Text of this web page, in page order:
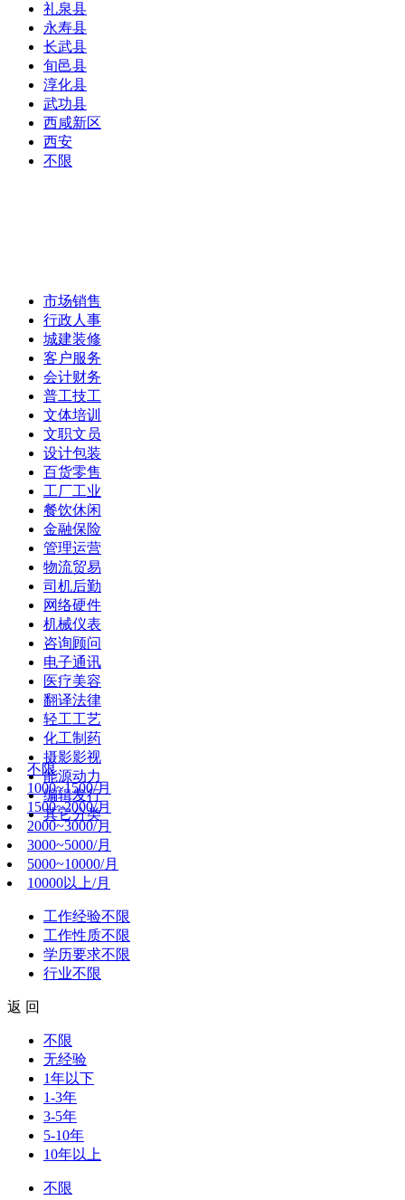
礼泉县
永寿县
长武县
旬邑县
淳化县
武功县
西咸新区
西安
不限
市场销售
行政人事
城建装修
客户服务
会计财务
普工技工
文体培训
文职文员
设计包装
百货零售
工厂工业
餐饮休闲
金融保险
管理运营
物流贸易
司机后勤
网络硬件
机械仪表
咨询顾问
电子通讯
医疗美容
翻译法律
轻工工艺
化工制药
摄影影视
能源动力
编辑发行
其它分类
不限
1000~1500/月
1500~2000/月
2000~3000/月
3000~5000/月
5000~10000/月
10000以上/月
工作经验不限
工作性质不限
学历要求不限
行业不限
返 回
不限
无经验
1年以下
1-3年
3-5年
5-10年
10年以上
不限